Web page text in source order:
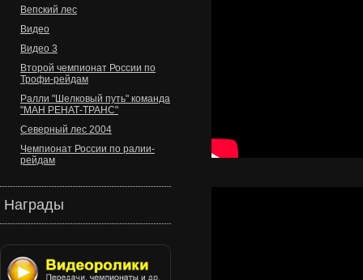
Вепский лес
Видео
Видео 3
Второй чемпионат России по
Трофи-рейдам
Ралли "Шелковый путь" команда
"МАН РЕНАТ-ТРАНС"
Северный лес 2004
Чемпионат России по ралии-
рейдам
Награды